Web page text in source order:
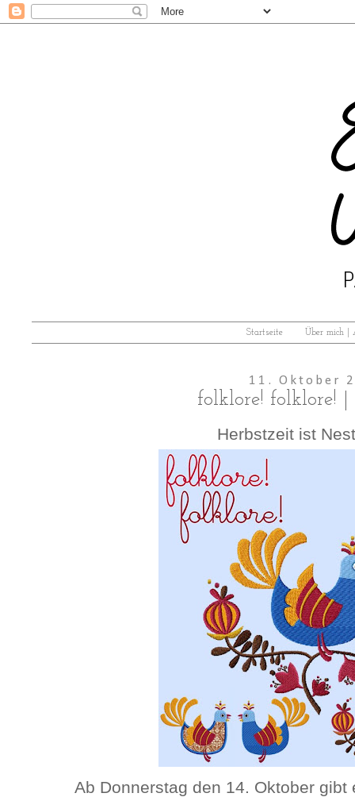
Startseite Über mich |
11. Oktober
folklore! folklore!
Herbstzeit ist
Ab Donnerstag den 14. Oktober